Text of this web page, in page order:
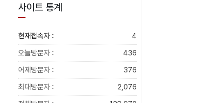
사이트 통계
현재접속자 :
4
오늘방문자 :
436
어제방문자 :
376
최대방문자 :
2,076